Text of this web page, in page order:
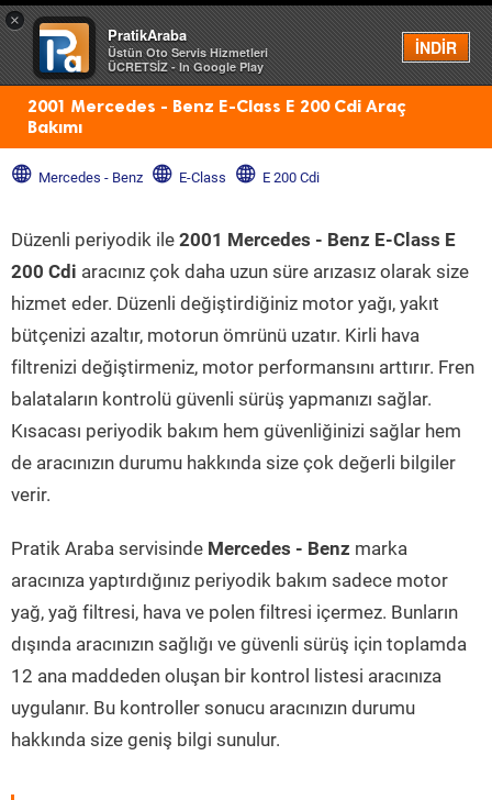
×
PratikAraba
Üstün Oto Servis Hizmetleri
ÜCRETSİZ - In Google Play
İNDİR
Menü
2001 Mercedes - Benz E-Class E 200 Cdi Araç
Bakımı
Mercedes - Benz E-Class E 200 Cdi
Düzenli periyodik ile 2001 Mercedes - Benz E-Class E
200 Cdi aracınız çok daha uzun süre arızasız olarak size
hizmet eder. Düzenli değiştirdiğiniz motor yağı, yakıt
bütçenizi azaltır, motorun ömrünü uzatır. Kirli hava
filtrenizi değiştirmeniz, motor performansını arttırır. Fren
balataların kontrolü güvenli sürüş yapmanızı sağlar.
Kısacası periyodik bakım hem güvenliğinizi sağlar hem
de aracınızın durumu hakkında size çok değerli bilgiler
verir.
Pratik Araba servisinde Mercedes - Benz marka
aracınıza yaptırdığınız periyodik bakım sadece motor
yağ, yağ filtresi, hava ve polen filtresi içermez. Bunların
dışında aracınızın sağlığı ve güvenli sürüş için toplamda
12 ana maddeden oluşan bir kontrol listesi aracınıza
uygulanır. Bu kontroller sonucu aracınızın durumu
hakkında size geniş bilgi sunulur.